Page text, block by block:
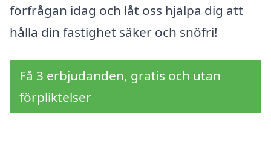
förfrågan idag och låt oss hjälpa dig att
hålla din fastighet säker och snöfri!
Få 3 erbjudanden, gratis och utan
förpliktelser